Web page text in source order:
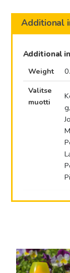
types)
quantity
Additional
Additional
Weight
Valitse
muotti
This
product